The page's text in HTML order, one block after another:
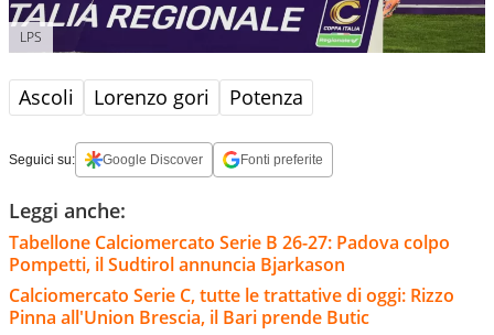
LPS
Ascoli Lorenzo gori Potenza
Seguici su: Google Discover Fonti preferite
Leggi anche:
Tabellone Calciomercato Serie B 26-27: Padova colpo
Pompetti, il Sudtirol annuncia Bjarkason
Calciomercato Serie C, tutte le trattative di oggi: Rizzo
Pinna all'Union Brescia, il Bari prende Butic